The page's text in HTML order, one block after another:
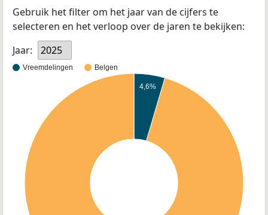
Gebruik het filter om het jaar van de cijfers te
selecteren en het verloop over de jaren te bekijken:
Jaar:
2025
Vreemdelingen Belgen
4,6%